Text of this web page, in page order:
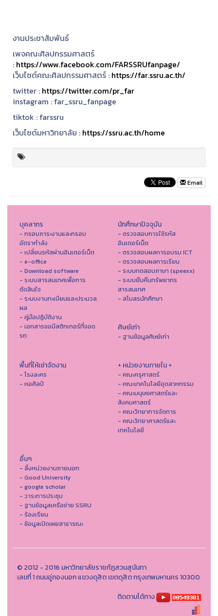
งานประชาสัมพันธ์
เพจคณะศิลปกรรมศาสตร์
: https://www.facebook.com/FARSSRUfanpage/
เว็บไซต์คณะศิลปกรรมศาสตร์ : https://far.ssru.ac.th/
twitter : https://twitter.com/pr_far
instagram : far_ssru_fanpage
tiktok : farssru
เว็บไซต์มหาวิทยาลัย : https://ssru.ac.th/home
Email
บุคลากร
- กรอบภาระงานและกรอบ
อัตรากำลัง
- เปลี่ยนรหัสผ่านอินเตอร์เน็ต
- e-office
- Download software
- ระบบสารสนเทศเพื่อการ
ตัดสินใจ
- ระบบงานทะเบียนและประมวล
ผล
- คู่มือปฏิบัติงาน
- เอกสารขอมีสติกเกอร์ที่จอด
รถ
นักศึกษาปัจจุบัน
- ตรวจสอบการใช้รหัส
อินเตอร์เน็ต
- ตรวจสอบผลการอบรม ICT
- ตรวจสอบผลการเรียน
- ระบบทดสอบภาษา (speexx)
- ระบบยืมคืนทรัพยากร
สารสนเทศ
- สโมสรนักศึกษา
ศิษย์เก่า
- ฐานข้อมูลศิษย์เก่า
พื้นที่ให้เช่าจัดงาน
- โรงละคร
- หอศิลป์
+ หน่วยงานภายใน +
- คณะครุศาสตร์
- คณะเทคโนโลยีอุตสาหกรรม
- คณะมนุษยศาสตร์และ
สังคมศาสตร์
- คณะวิทยาการจัดการ
- คณะวิทยาศาสตร์และ
เทคโนโลยี
อื่นๆ
- ลิ้งหน่วยงานภายนอก
- Good University
- google scholar
- วาระการประชุม
- ฐานข้อมูลเครือข่าย SSRU
- ร้องเรียน
- ข้อมูลเปิดเผยสาธารณะ
© 2012 - 2016 มหาวิทยาลัยราชภัฏสวนสุนันทา
เลขที่ 1 ถนนอู่ทองนอก แขวงดุสิต เขตดุสิต กรุงเทพมหานคร 10300
ติดตามได้ทาง